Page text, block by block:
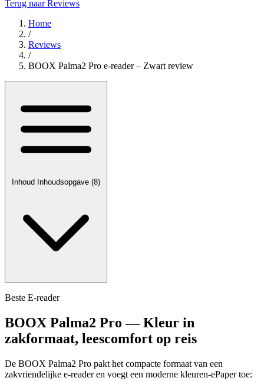
Terug naar Reviews
Home
/
Reviews
/
BOOX Palma2 Pro e-reader – Zwart review
Inhoud Inhoudsopgave (8)
Beste E-reader
BOOX Palma2 Pro — Kleur in
zakformaat, leescomfort op reis
De BOOX Palma2 Pro pakt het compacte formaat van een
zakvriendelijke e-reader en voegt een moderne kleuren-ePaper toe: